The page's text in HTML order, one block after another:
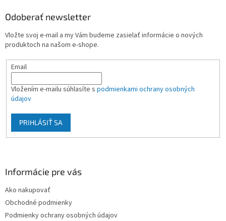
Odoberať newsletter
Vložte svoj e-mail a my Vám budeme zasielať informácie o nových
produktoch na našom e-shope.
Email
Vložením e-mailu súhlasíte s podmienkami ochrany osobných
údajov
PRIHLÁSIŤ SA
Informácie pre vás
Ako nakupovať
Obchodné podmienky
Podmienky ochrany osobných údajov